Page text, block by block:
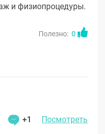
и физиопроцедуры.
Полезно: 0
+1 Посмотреть